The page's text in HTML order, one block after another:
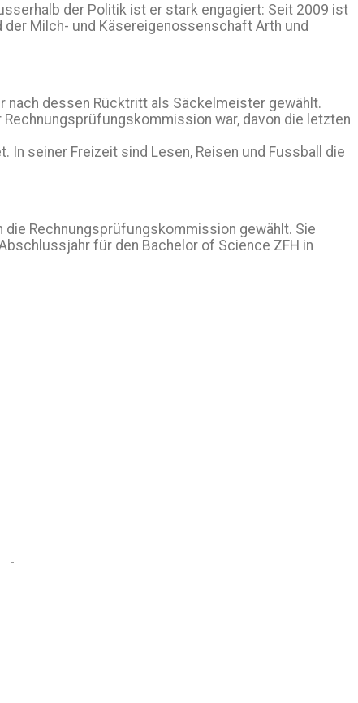
der Politik ist er stark engagiert: Seit 2009 ist
Milch- und Käsereigenossenschaft Arth und
nach dessen Rücktritt als Säckelmeister gewählt.
war, davon die letzten
seiner Freizeit sind Lesen, Reisen und Fussball die
Rechnungsprüfungskommission gewählt. Sie
für den Bachelor of Science ZFH in